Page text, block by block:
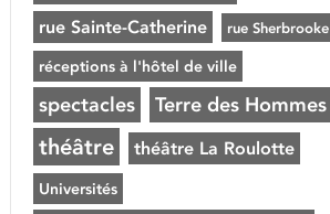
rue Sainte-Catherine rue Sherbrooke
réceptions à l'hôtel de ville
spectacles Terre des Hommes
théâtre théâtre La Roulotte
Universités